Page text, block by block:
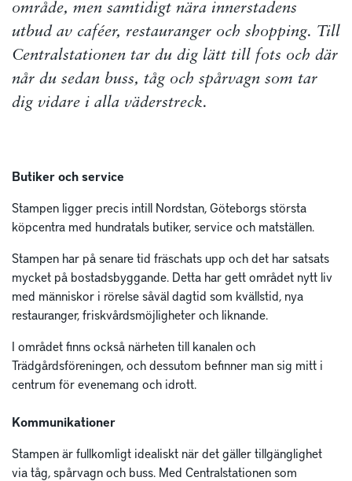
område, men samtidigt nära innerstadens
utbud av caféer, restauranger och shop­ping. Till
Centralstationen tar du dig lätt till fots och där
når du se­dan buss, tåg och spårvagn som tar
dig vidare i alla väderstreck.
Butiker och service
Stampen ligger precis intill Nordstan, Göteborgs största
köpcentra med hundratals butiker, service och matställen.
Stampen har på senare tid fräschats upp och det har satsats
mycket på bostadsbyggande. Detta har gett området nytt liv
med människor i rörelse såväl dagtid som kvällstid, nya
restauranger, friskvårdsmöjligheter och liknande.
I området finns också närheten till kanalen och
Trädgårdsföreningen, och dessutom befinner man sig mitt i
centrum för evenemang och idrott.
Kommunikationer
Stampen är fullkomligt idealiskt när det gäller tillgänglighet
via tåg, spårvagn och buss. Med Centralstationen som